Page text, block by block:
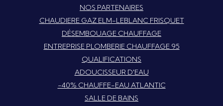
NOS PARTENAIRES
CHAUDIERE GAZ ELM-LEBLANC FRISQUET
DÉSEMBOUAGE CHAUFFAGE
ENTREPRISE PLOMBERIE CHAUFFAGE 95
QUALIFICATIONS
ADOUCISSEUR D'EAU
-40% CHAUFFE-EAU ATLANTIC
SALLE DE BAINS